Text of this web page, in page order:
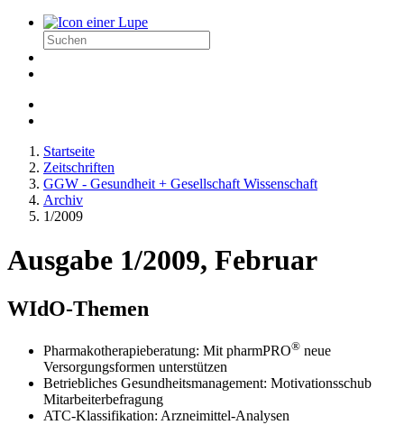
Startseite
Zeitschriften
GGW - Gesundheit + Gesellschaft Wissenschaft
Archiv
1/2009
Ausgabe 1/2009, Februar
WIdO-Themen
Pharmakotherapieberatung: Mit pharmPRO® neue
Versorgungsformen unterstützen
Betriebliches Gesundheitsmanagement: Motivationsschub
Mitarbeiterbefragung
ATC-Klassifikation: Arzneimittel-Analysen